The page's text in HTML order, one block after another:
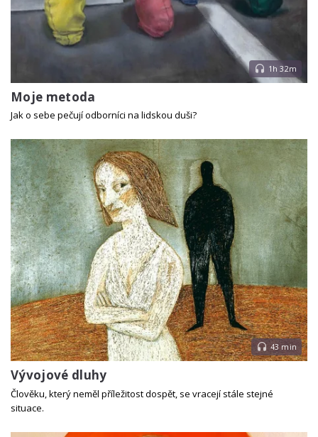
1h 32m
Moje metoda
Jak o sebe pečují odborníci na lidskou duši?
43 min
Vývojové dluhy
Člověku, který neměl příležitost dospět, se vracejí stále stejné
situace.